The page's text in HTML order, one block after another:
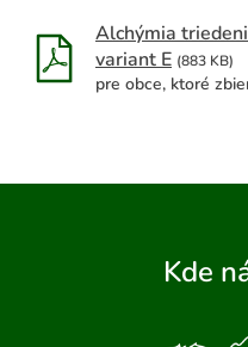
Alchýmia
variant E (883 KB)
pre obce, ktoré
Kde